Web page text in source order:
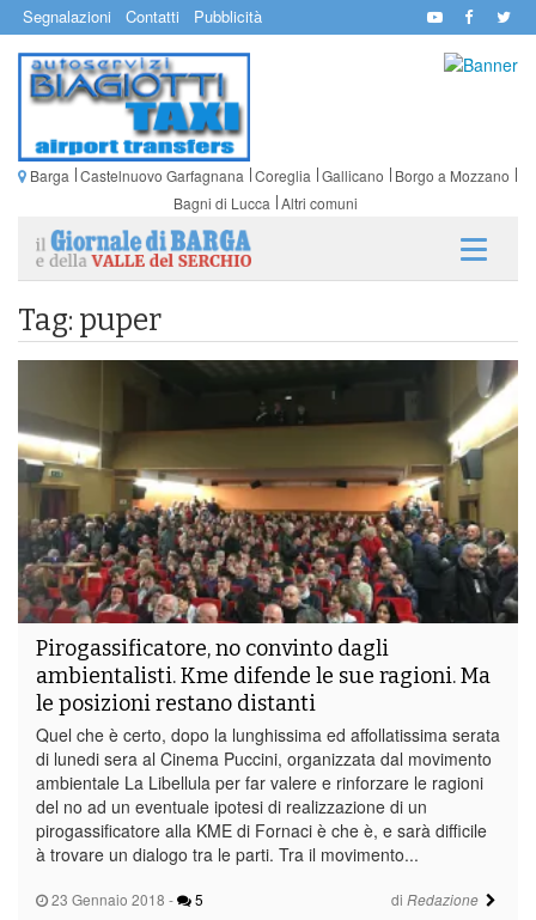
Segnalazioni Contatti Pubblicità
Barga Castelnuovo Garfagnana Coreglia Gallicano
Borgo a Mozzano
Bagni di Lucca Altri comuni
Tag: puper
23 Gennaio 2018 - 5 di Redazione
Pirogassificatore, no convinto dagli
ambientalisti. Kme difende le sue ragioni. Ma
le posizioni restano distanti
Quel che è certo, dopo la lunghissima ed affollatissima serata
di lunedi sera al Cinema Puccini, organizzata dal movimento
ambientale La Libellula per far valere e rinforzare le ragioni
del no ad un eventuale ipotesi di realizzazione di un
pirogassificatore alla KME di Fornaci è che è, e sarà difficile
à trovare un dialogo tra le parti. Tra il movimento...